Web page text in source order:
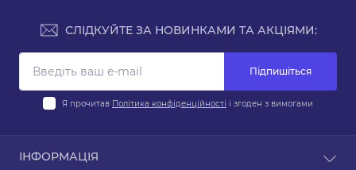
СЛІДКУЙТЕ ЗА НОВИНКАМИ ТА АКЦІЯМИ:
Підпишіться
Я прочитав Політика конфіденційності і згоден з вимогами
ІНФОРМАЦІЯ